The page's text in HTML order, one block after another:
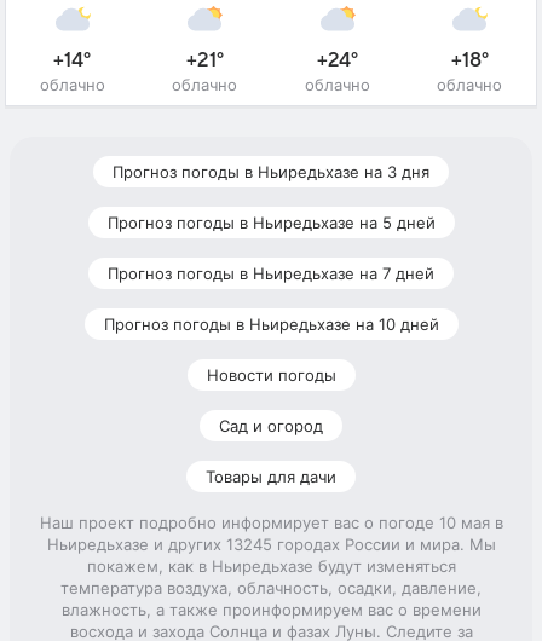
+14°
облачно
+21°
облачно
+24°
облачно
+18°
облачно
Прогноз погоды в Ньиредьхазе на 3 дня
Прогноз погоды в Ньиредьхазе на 5 дней
Прогноз погоды в Ньиредьхазе на 7 дней
Прогноз погоды в Ньиредьхазе на 10 дней
Новости погоды
Сад и огород
Товары для дачи
Наш проект подробно информирует вас о погоде 10 мая в
Ньиредьхазе и других 13245 городах России и мира. Мы
покажем, как в Ньиредьхазе будут изменяться
температура воздуха, облачность, осадки, давление,
влажность, а также проинформируем вас о времени
восхода и захода Солнца и фазах Луны. Следите за